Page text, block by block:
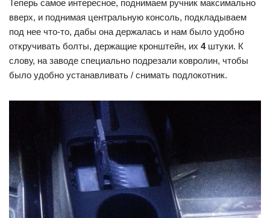
Теперь самое интересное, поднимаем ручник максимально
вверх, и поднимая центральную консоль, подкладываем
под нее что-то, дабы она держалась и нам было удобно
откручивать болты, держащие кронштейн, их 4штуки. К
слову, на заводе специально подрезали ковролин, чтобы
было удобно устанавливать / снимать подлокотник.